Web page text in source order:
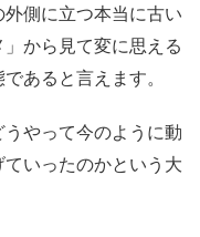
側に立つ本当に古い
から見て変に思える
あると言えます。
やって今のように動
いったのかという大